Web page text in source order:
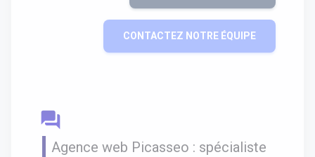
CONTACTEZ NOTRE ÉQUIPE
question_answer
Agence web Picasseo : spécialiste